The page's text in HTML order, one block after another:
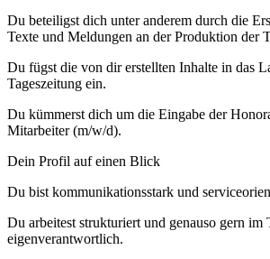
Du beteiligst dich unter anderem durch die
Texte und Meldungen an der Produktion der
Du fügst die von dir erstellten Inhalte in das
Tageszeitung ein.
Du kümmerst dich um die Eingabe der
Mitarbeiter (m/w/d).
Dein Profil auf einen Blick
Du bist kommunikationsstark und
Du arbeitest strukturiert und genauso gern im
eigenverantwortlich.